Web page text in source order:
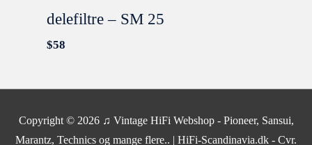
delefiltre – SM 25
$58
Copyright © 2026 ♫ Vintage HiFi Webshop - Pioneer, Sansui,
Marantz, Technics og mange flere.. | HiFi-Scandinavia.dk - Cvr.